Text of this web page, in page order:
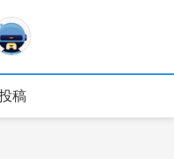
稿